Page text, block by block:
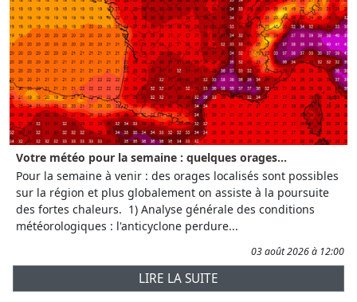
Votre météo pour la semaine : quelques orages...
Pour la semaine à venir : des orages localisés sont possibles
sur la région et plus globalement on assiste à la poursuite
des fortes chaleurs. 1) Analyse générale des conditions
météorologiques : l'anticyclone perdure...
03 août 2026 à 12:00
LIRE LA SUITE